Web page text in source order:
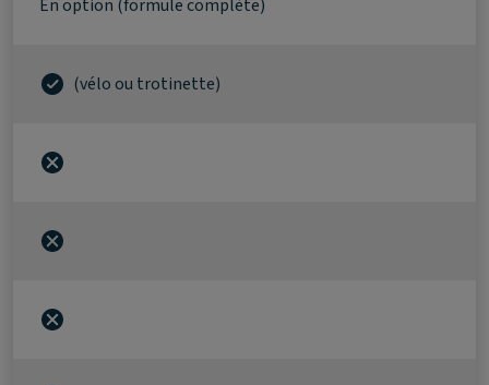
En option (formule complète)
(vélo ou trotinette)